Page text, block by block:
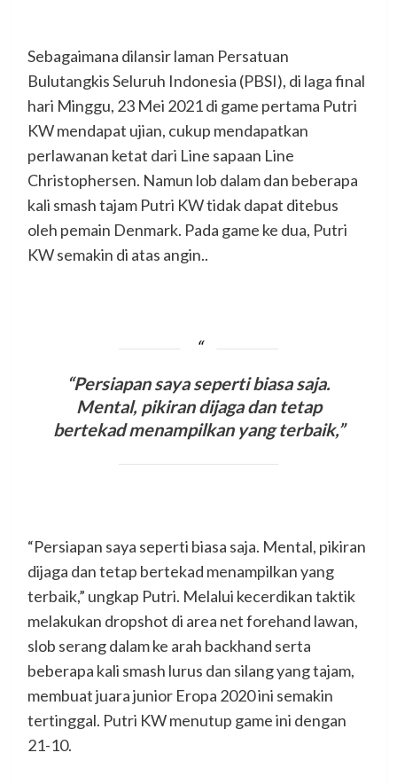
Sebagaimana dilansir laman Persatuan
Bulutangkis Seluruh Indonesia (PBSI), di laga final
hari Minggu, 23 Mei 2021 di game pertama Putri
KW mendapat ujian, cukup mendapatkan
perlawanan ketat dari Line sapaan Line
Christophersen. Namun lob dalam dan beberapa
kali smash tajam Putri KW tidak dapat ditebus
oleh pemain Denmark. Pada game ke dua, Putri
KW semakin di atas angin..
“Persiapan saya seperti biasa saja.
Mental, pikiran dijaga dan tetap
bertekad menampilkan yang terbaik,”
“Persiapan saya seperti biasa saja. Mental, pikiran
dijaga dan tetap bertekad menampilkan yang
terbaik,” ungkap Putri. Melalui kecerdikan taktik
melakukan dropshot di area net forehand lawan,
slob serang dalam ke arah backhand serta
beberapa kali smash lurus dan silang yang tajam,
membuat juara junior Eropa 2020 ini semakin
tertinggal. Putri KW menutup game ini dengan
21-10.